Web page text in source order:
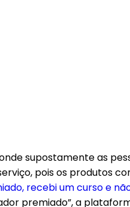
supostamente as
pois os produtos
recebi um curso e
premiado”, a